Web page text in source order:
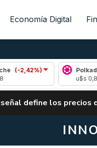
Economía Digital
Polkadot
(-
define los precios